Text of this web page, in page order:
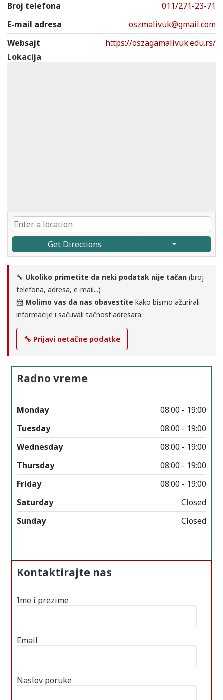
Broj telefona
011/271-23-71
E-mail adresa
oszmalivuk@gmail.com
Websajt
https://oszagamalivuk.edu.rs/
Lokacija
Get Directions
🔧 Ukoliko primetite da neki podatak nije tačan (broj
telefona, adresa, e-mail...)
📨 Molimo vas da nas obavestite kako bismo ažurirali
informacije i sačuvali tačnost adresara.
🔧 Prijavi netačne podatke
Radno vreme
Monday
08:00 - 19:00
Tuesday
08:00 - 19:00
Wednesday
08:00 - 19:00
Thursday
08:00 - 19:00
Friday
08:00 - 19:00
Saturday
Closed
Sunday
Closed
Kontaktirajte nas
Ime i prezime
Email
Naslov poruke